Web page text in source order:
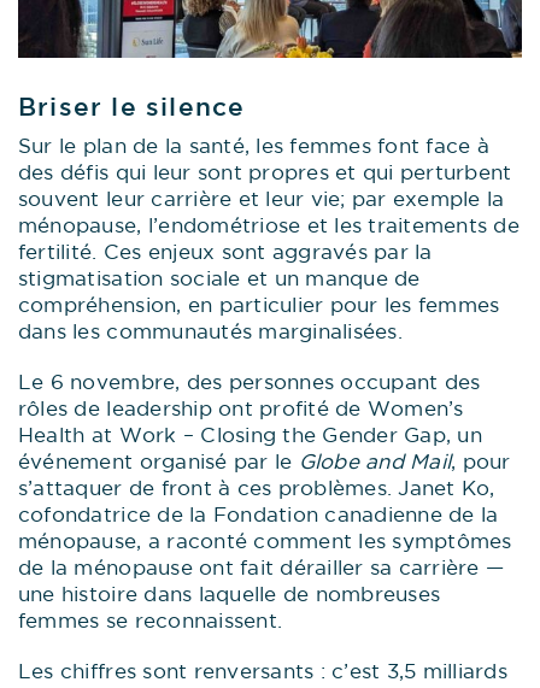
Briser le silence
Sur le plan de la santé, les femmes font face à
des défis qui leur sont propres et qui perturbent
souvent leur carrière et leur vie; par exemple la
ménopause, l’endométriose et les traitements de
fertilité. Ces enjeux sont aggravés par la
stigmatisation sociale et un manque de
compréhension, en particulier pour les femmes
dans les communautés marginalisées.
Le 6 novembre, des personnes occupant des
rôles de leadership ont profité de Women’s
Health at Work – Closing the Gender Gap, un
événement organisé par le Globe and Mail, pour
s’attaquer de front à ces problèmes. Janet Ko,
cofondatrice de la Fondation canadienne de la
ménopause, a raconté comment les symptômes
de la ménopause ont fait dérailler sa carrière —
une histoire dans laquelle de nombreuses
femmes se reconnaissent.
Les chiffres sont renversants : c’est 3,5 milliards